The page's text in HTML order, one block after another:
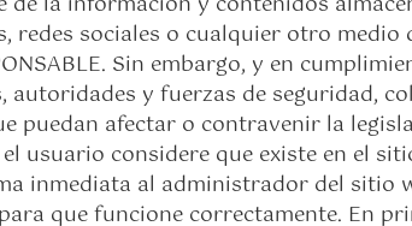
redes sociales o cualquier otro
Sin embargo, y en
y fuerzas de seguridad,
puedan afectar o contravenir la
usuario considere que existe en el
inmediata al administrador del sitio
que funcione correctamente. En